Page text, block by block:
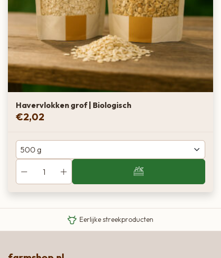
Havervlokken grof | Biologisch
€2,02
Eigen Limousin runderen
Eerlijke streekproducten